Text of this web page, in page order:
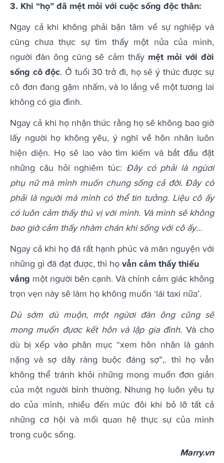
3. Khi “họ” đã mệt mỏi với cuộc sống độc thân:
Ngay cả khi không phải bận tâm về sự nghiệp và
cũng chưa thực sự tìm thấy một nửa của mình,
người đàn ông cũng sẽ cảm thấy mệt mỏi với đời
sống cô độc. Ở tuổi 30 trở đi, họ sẽ ý thức được sự
cô đơn đang gặm nhấm, và lo lắng về một tương lai
không có gia đình.
Ngay cả khi họ nhận thức rằng họ sẽ không bao giờ
lấy người họ không yêu, ý nghĩ về hôn nhân luôn
hiện diện. Họ sẽ lao vào tìm kiếm và bắt đầu đặt
những câu hỏi nghiêm túc: Đây có phải là ngừơi
phụ nữ mà mình muốn chung sống cả đời. Đây có
phải là người mà mình có thể tin tưởng. Liệu cô ấy
có luôn cảm thấy thú vị với mình. Và mình sẽ không
bao giờ cảm thấy nhàm chán khi sống với cô ấy…
Ngay cả khi họ đã rất hạnh phúc và mãn nguyện với
những gì đã đạt được, thì họ vẫn cảm thấy thiếu
vắng một người bên cạnh. Và chính cảm giác không
trọn vẹn này sẽ làm họ không muốn ‘lái taxi nữa’.
Dù sớm dù muộn, một ngừơi đàn ông cũng sẽ
mong muốn đựơc kết hôn và lập gia đình. Và cho
dù bị xếp vào phân mục “xem hôn nhân là gánh
nặng và sợ dây ràng buộc đáng sợ”,. thì họ vẫn
không thể tránh khỏi những mong muốn đơn giản
của một người bình thường. Nhưng họ luôn yêu tự
do của mình, nhiều đến mức đôi khi bỏ lỡ tất cả
những cơ hội và mối quan hệ thực sự của mình
trong cuộc sống.
Marry.vn